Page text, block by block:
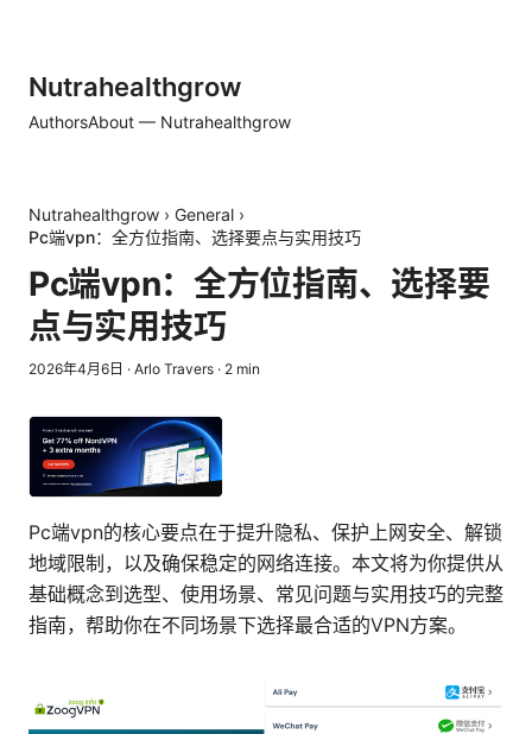
Nutrahealthgrow
AuthorsAbout — Nutrahealthgrow
Nutrahealthgrow › General ›
Pc端vpn：全方位指南、选择要点与实用技巧
Pc端vpn：全方位指南、选择要
点与实用技巧
2026年4月6日 · Arlo Travers · 2 min
Pc端vpn的核心要点在于提升隐私、保护上网安全、解锁
地域限制，以及确保稳定的网络连接。本文将为你提供从
基础概念到选型、使用场景、常见问题与实用技巧的完整
指南，帮助你在不同场景下选择最合适的VPN方案。